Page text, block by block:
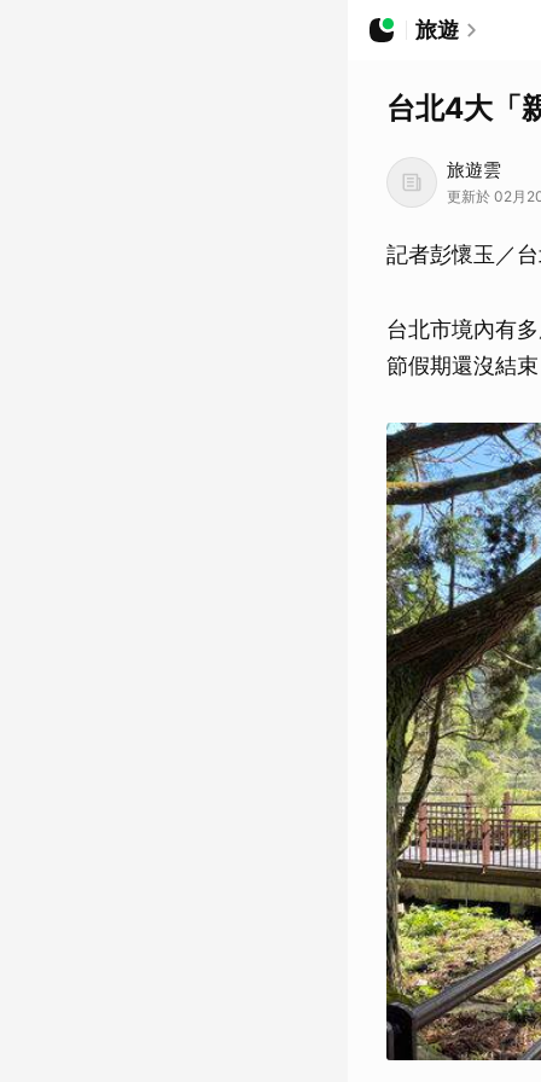
旅遊
台北4大「
旅遊雲
更新於 02月
記者彭懷玉／
台北市境內有
節假期還沒結